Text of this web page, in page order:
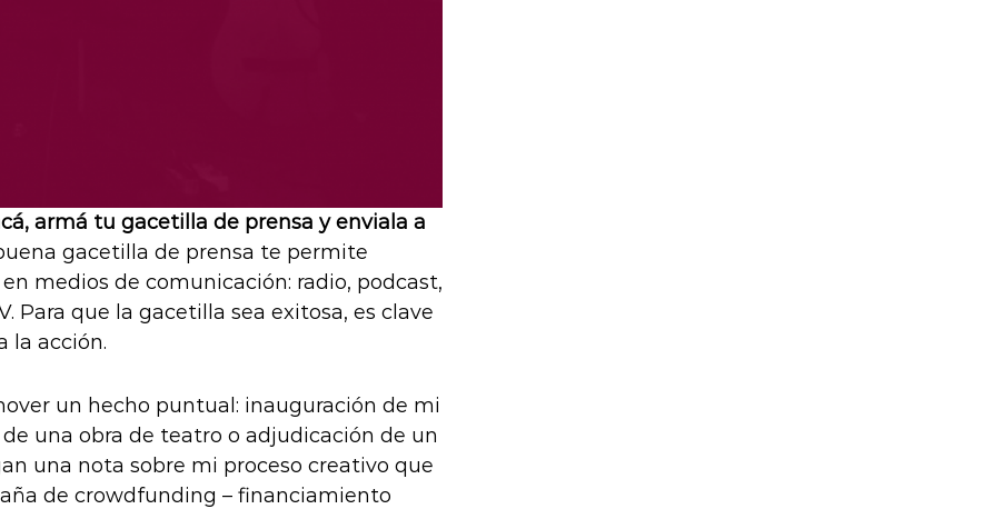
armá tu gacetilla de prensa y enviala a
gacetilla de prensa te permite
medios de comunicación: radio, podcast,
Para que la gacetilla sea exitosa, es clave
la acción.
un hecho puntual: inauguración de mi
una obra de teatro o adjudicación de un
una nota sobre mi proceso creativo que
de crowdfunding – financiamiento